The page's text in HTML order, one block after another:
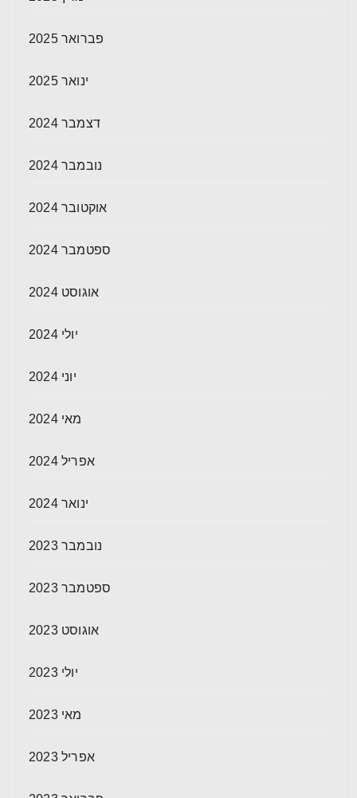
פברואר 2025
ינואר 2025
דצמבר 2024
נובמבר 2024
אוקטובר 2024
ספטמבר 2024
אוגוסט 2024
יולי 2024
יוני 2024
מאי 2024
אפריל 2024
ינואר 2024
נובמבר 2023
ספטמבר 2023
אוגוסט 2023
יולי 2023
מאי 2023
אפריל 2023